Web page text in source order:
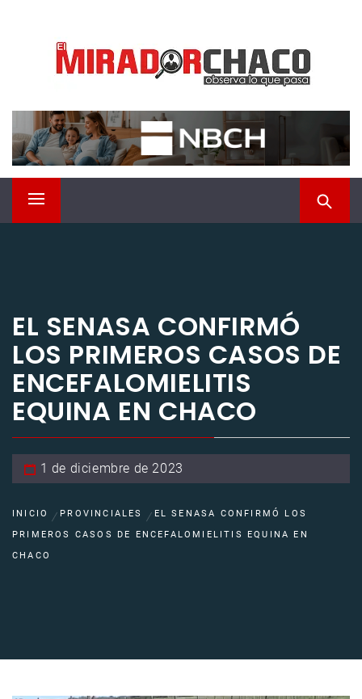
contenido
EL MIRADOR CHACO
Observá lo que pasa
Menú
EL SENASA CONFIRMÓ
LOS PRIMEROS CASOS DE
ENCEFALOMIELITIS
EQUINA EN CHACO
1 de diciembre de 2023
INICIO PROVINCIALES
EL SENASA CONFIRMÓ LOS
PRIMEROS CASOS DE ENCEFALOMIELITIS EQUINA EN
CHACO